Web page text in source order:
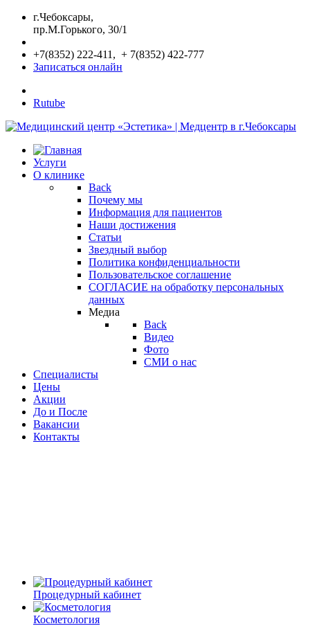
г.Чебоксары,
пр.М.Горького, 30/1
+7(8352) 222-411, + 7(8352) 422-777
Записаться онлайн
Rutube
Услуги
О клинике
Back
Почему мы
Информация для пациентов
Наши достижения
Статьи
Звездный выбор
Политика конфиденциальности
Пользовательское соглашение
СОГЛАСИЕ на обработку персональных
данных
Медиа
Back
Видео
Фото
СМИ о нас
Специалисты
Цены
Акции
До и После
Вакансии
Контакты
Процедурный кабинет
Косметология